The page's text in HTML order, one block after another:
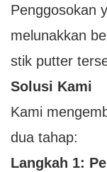
Penggosokan
melunakkan
stik putter
Solusi Kami
Kami
dua tahap:
Langkah 1: